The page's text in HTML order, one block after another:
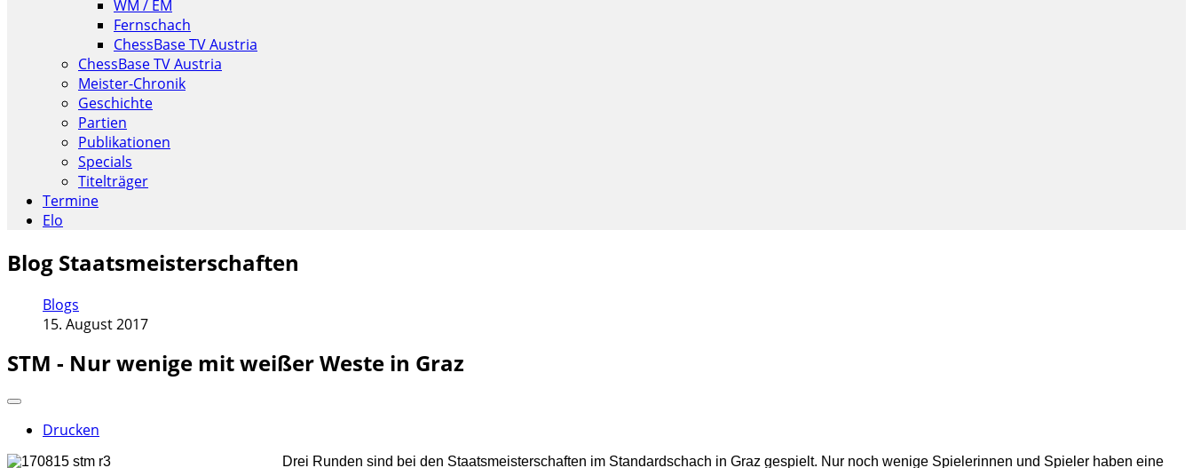
WM / EM
Fernschach
ChessBase TV Austria
ChessBase TV Austria
Meister-Chronik
Geschichte
Partien
Publikationen
Specials
Titelträger
Termine
Elo
Blog Staatsmeisterschaften
Blogs
15. August 2017
STM - Nur wenige mit weißer Weste in Graz
Drucken
Drei Runden sind bei den Staatsmeisterschaften im Standardschach in Graz gespielt. Nur noch wenige Spielerinnen und Spieler haben eine